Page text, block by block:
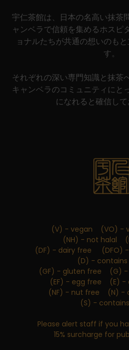
宇仁茶館は、日本の名高い抹茶
ャンベラで信頼を集めるホスピ
ョナルたちが共通の想いのも
す。
それぞれの深い専門知識と抹茶
キャンベラのコミュニティにと
になれると確信して
(V) - vegan (VO) -
(NH) - not halal
(DF) - dairy free (DFO) -
(D) - contains
(GF) - gluten free (G) -
(EF) - egg free (E) -
(NF) - nut free (N) -
(S) -
Please alert staff if you
15% surcharge for